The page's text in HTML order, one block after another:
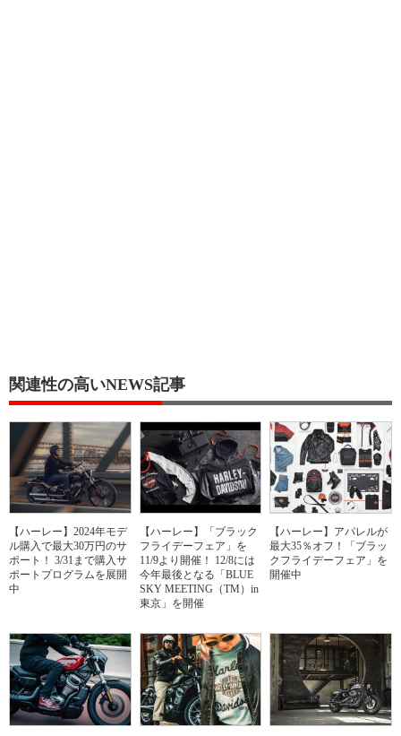
関連性の高いNEWS記事
【ハーレー】2024年モデ
ル購入で最大30万円のサ
ポート！ 3/31まで購入サ
ポートプログラムを展開
中
【ハーレー】「ブラック
フライデーフェア」を
11/9より開催！ 12/8には
今年最後となる「BLUE
SKY MEETING（TM）in
東京」を開催
【ハーレー】アパレルが
最大35％オフ！「ブラッ
クフライデーフェア」を
開催中